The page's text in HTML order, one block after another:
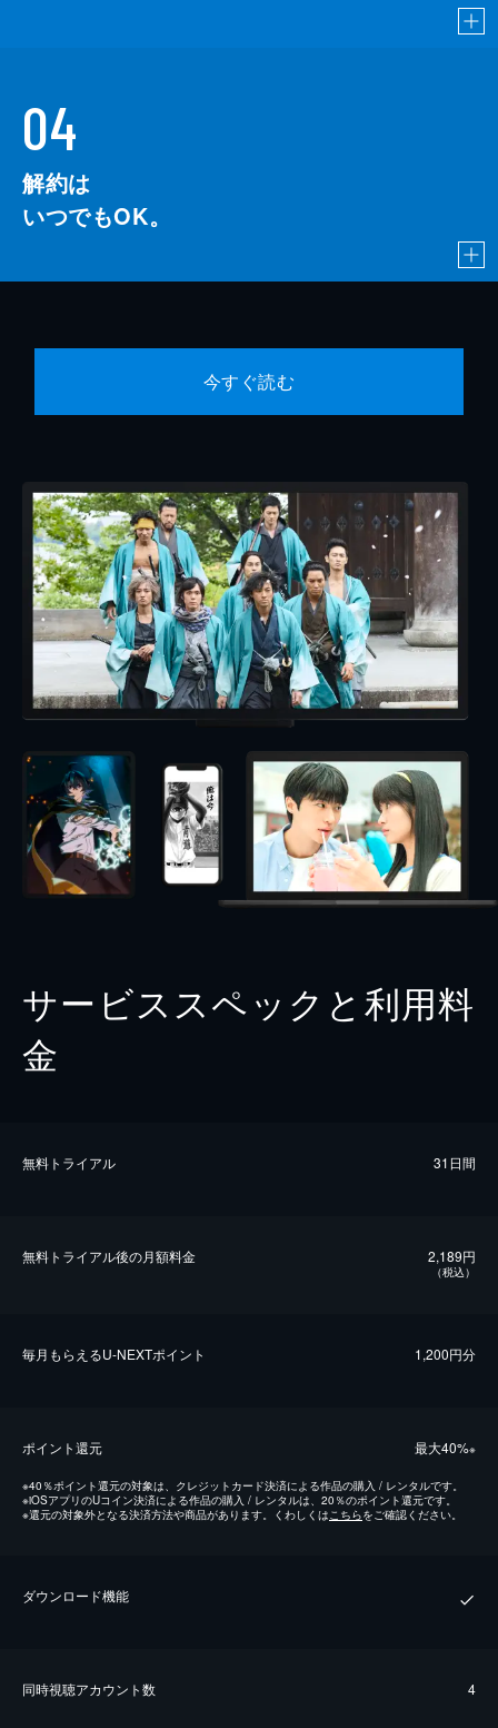
04
解約は
いつでもOK。
今すぐ読む
サービススペックと利用料
金
無料トライアル 31日間
無料トライアル後の⽉額料金 2,189円
（税込）
毎⽉もらえるU-NEXTポイント 1,200円分
ポイント還元 最⼤40%※
※40％ポイント還元の対象は、クレジットカード決済による作品の購入 / レンタルです。
※iOSアプリのUコイン決済による作品の購入 / レンタルは、20％のポイント還元です。
※還元の対象外となる決済方法や商品があります。くわしくはこちらをご確認ください。
ダウンロード機能
同時視聴アカウント数 4